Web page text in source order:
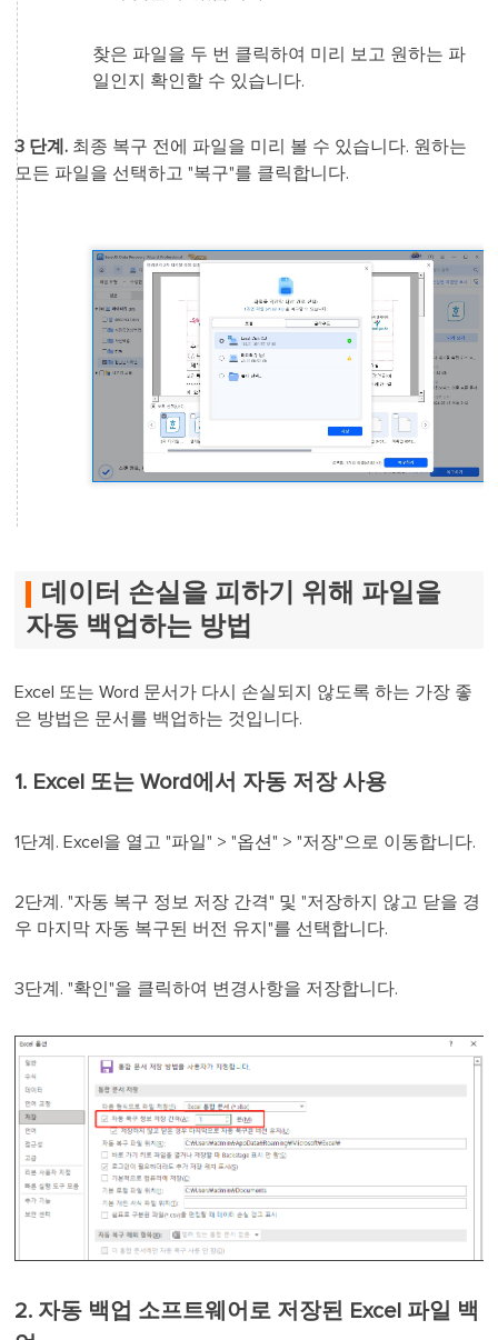
찾은 파일을 두 번 클릭하여 미리 보고 원하는 파
일인지 확인할 수 있습니다.
3 단계. 최종 복구 전에 파일을 미리 볼 수 있습니다. 원하는
모든 파일을 선택하고 "복구"를 클릭합니다.
데이터 손실을 피하기 위해 파일을
자동 백업하는 방법
Excel 또는 Word 문서가 다시 손실되지 않도록 하는 가장 좋
은 방법은 문서를 백업하는 것입니다.
1. Excel 또는 Word에서 자동 저장 사용
1단계. Excel을 열고 "파일" > "옵션" > "저장"으로 이동합니다.
2단계. "자동 복구 정보 저장 간격" 및 "저장하지 않고 닫을 경
우 마지막 자동 복구된 버전 유지"를 선택합니다.
3단계. "확인"을 클릭하여 변경사항을 저장합니다.
2. 자동 백업 소프트웨어로 저장된 Excel 파일 백